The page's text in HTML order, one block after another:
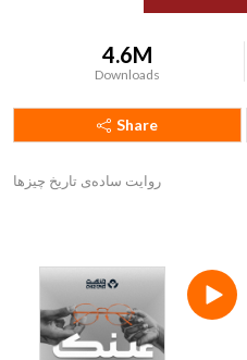
4.6M
Downloads
Share
روایت ساده‌ی تاریخ چیزها